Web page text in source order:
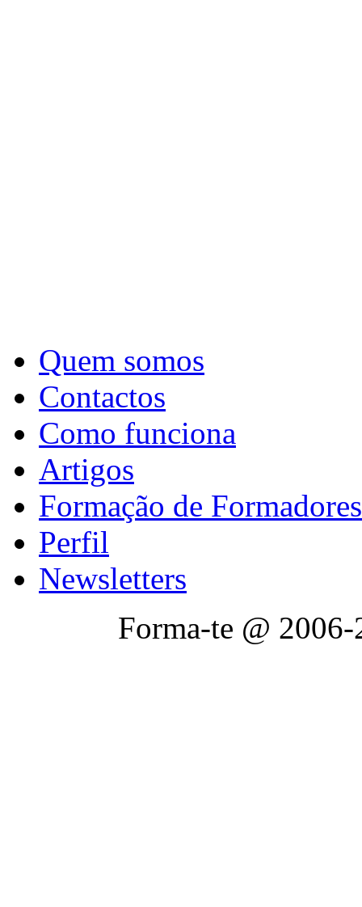
Quem somos
Contactos
Como funciona
Artigos
Formação de Formadores
Perfil
Newsletters
Forma-te @